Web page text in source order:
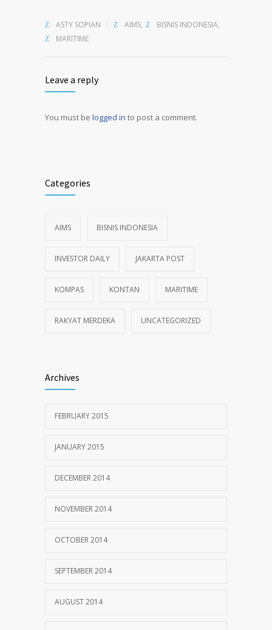
ASTY SOPIAN AIMS, BISNIS INDONESIA,
MARITIME
Leave a reply
You must be logged in to post a comment.
Categories
AIMS BISNIS INDONESIA
INVESTOR DAILY JAKARTA POST
KOMPAS KONTAN MARITIME
RAKYAT MERDEKA UNCATEGORIZED
Archives
FEBRUARY 2015
JANUARY 2015
DECEMBER 2014
NOVEMBER 2014
OCTOBER 2014
SEPTEMBER 2014
AUGUST 2014